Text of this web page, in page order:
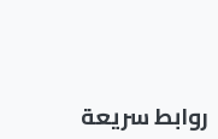
سريعة